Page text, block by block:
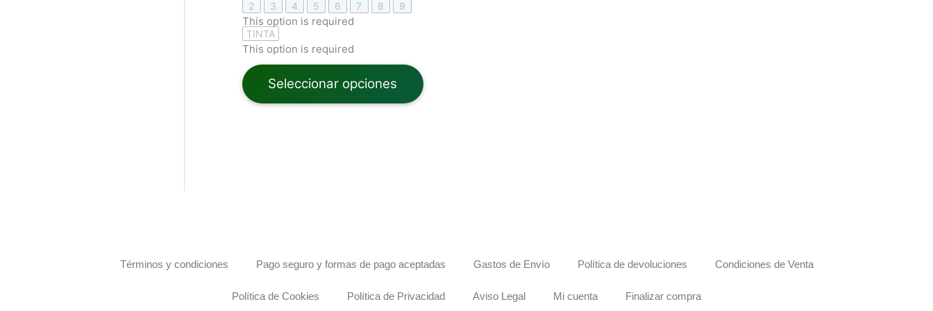
2 3 4 5 6 7 8 9
This option is required
TINTA
This option is required
Seleccionar opciones
Términos y condiciones Pago seguro y formas de pago aceptadas Gastos de Envío Política de devoluciones Condiciones de Venta
Política de Cookies Política de Privacidad Aviso Legal Mi cuenta Finalizar compra